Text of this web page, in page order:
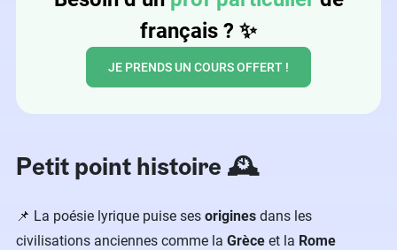
français ? ✨
JE PRENDS UN COURS OFFERT !
Petit point histoire 🕰️
📌 La poésie lyrique puise ses origines dans les
civilisations anciennes comme la Grèce et la Rome